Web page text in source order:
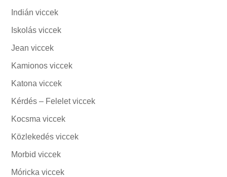
Indián viccek
Iskolás viccek
Jean viccek
Kamionos viccek
Katona viccek
Kérdés – Felelet viccek
Kocsma viccek
Közlekedés viccek
Morbid viccek
Móricka viccek